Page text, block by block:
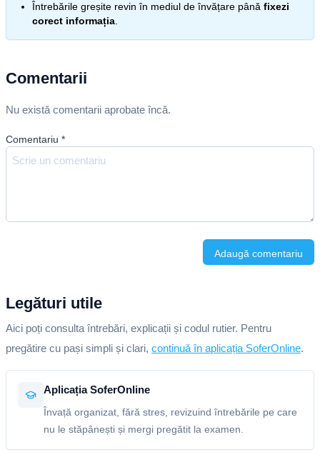
Întrebările greșite revin în mediul de învățare până fixezi
corect informația
Comentarii
Nu există comentarii aprobate încă.
Comentariu *
Adaugă comentariu
Legături utile
Aici poți consulta întrebări, explicații și codul rutier. Pentru
pregătire cu pași simpli și clari, continuă în aplicația SoferOnline.
Aplicația SoferOnline
Învață organizat, fără stres, revizuind întrebările pe care
nu le stăpânești și mergi pregătit la examen.